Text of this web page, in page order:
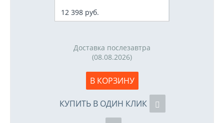
12 398 руб.
Доставка послезавтра
(08.08.2026)
В КОРЗИНУ
КУПИТЬ В ОДИН КЛИК